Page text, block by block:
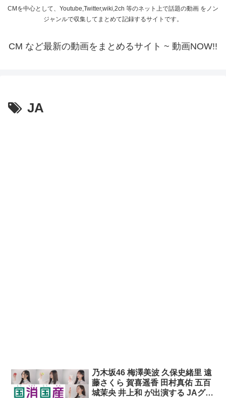
CMを中心として、Youtube,Twitter,wiki,2ch 等のネット上で話題の動画 をノン
ジャンルで収集してまとめて記録するサイトです。
CM など最新の動画をまとめるサイト ~ 動画NOW!!
JA
乃木坂46 梅澤美波 久保史緒里 遠
藤さくら 賀喜遥香 田村真佑 五百
城茉央 井上和 が出演する JAグル